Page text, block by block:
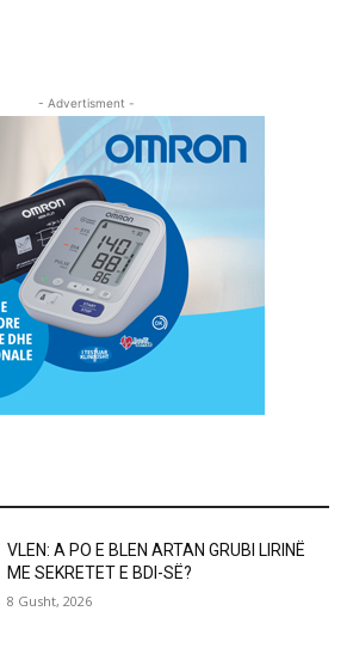
- Advertisment -
VLEN: A PO E BLEN ARTAN GRUBI LIRINË
ME SEKRETET E BDI-SË?
8 Gusht, 2026